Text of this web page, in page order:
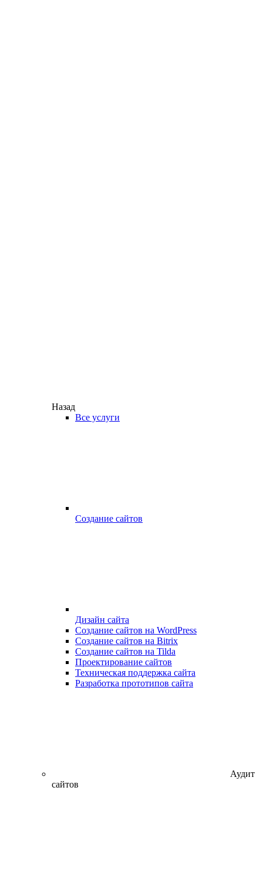
Назад
Все услуги
Создание сайтов
Дизайн сайта
Создание сайтов на WordPress
Создание сайтов на Bitrix
Создание сайтов на Tilda
Проектирование сайтов
Техническая поддержка сайта
Разработка прототипов сайта
Аудит
сайтов